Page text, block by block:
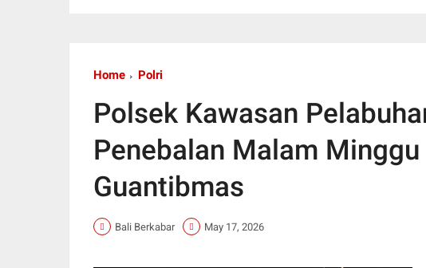
Home Polri
Polsek Kawasan
Penebalan Malam
Guantibmas
Bali Berkabar May 17, 2026